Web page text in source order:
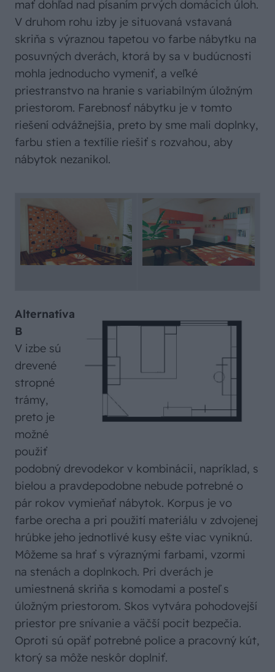
mať dohľad nad písaním prvých domácich úloh.
V druhom rohu izby je situovaná vstavaná
skriňa s výraznou tapetou vo farbe nábytku na
posuvných dverách, ktorá by sa v budúcnosti
mohla jednoducho vymeniť, a veľké
priestranstvo na hranie s variabilným úložným
priestorom. Farebnosť nábytku je v tomto
riešení odvážnejšia, preto by sme mali doplnky,
farbu stien a textílie riešiť s rozvahou, aby
nábytok nezanikol.
Alternatíva
B
V izbe sú
drevené
stropné
trámy,
preto je
možné
použiť
podobný drevodekor v kombinácii, napríklad, s
bielou a pravdepodobne nebude potrebné o
pár rokov vymieňať nábytok. Korpus je vo
farbe orecha a pri použití materiálu v zdvojenej
hrúbke jeho jednotlivé kusy ešte viac vyniknú.
Môžeme sa hrať s výraznými farbami, vzormi
na stenách a doplnkoch. Pri dverách je
umiestnená skriňa s komodami a posteľ s
úložným priestorom. Skos vytvára pohodovejší
priestor pre snívanie a väčší pocit bezpečia.
Oproti sú opäť potrebné police a pracovný kút,
ktorý sa môže neskôr doplniť.